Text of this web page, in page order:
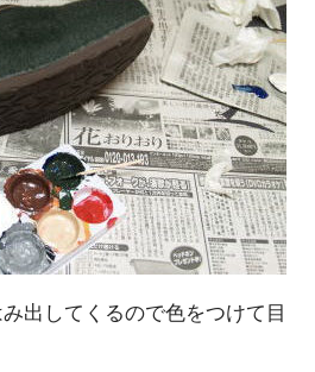
出してくるので色をつけて目